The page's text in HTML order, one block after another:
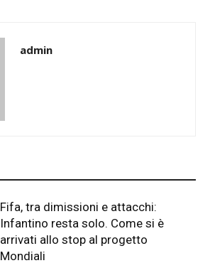
admin
Fifa, tra dimissioni e attacchi:
Infantino resta solo. Come si è
arrivati allo stop al progetto
Mondiali